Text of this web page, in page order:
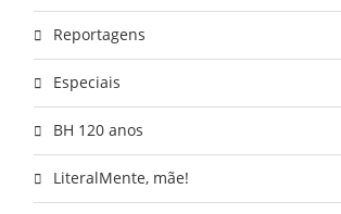
Reportagens
Especiais
BH 120 anos
LiteralMente, mãe!